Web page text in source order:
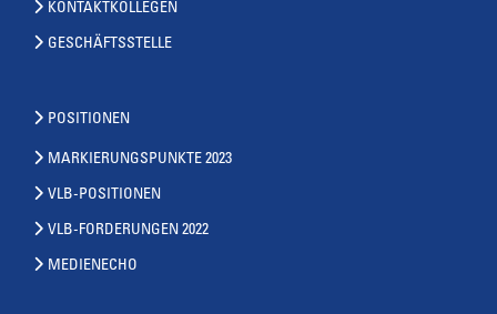
KONTAKTKOLLEGEN
GESCHÄFTSSTELLE
POSITIONEN
MARKIERUNGSPUNKTE 2023
VLB-POSITIONEN
VLB-FORDERUNGEN 2022
MEDIENECHO